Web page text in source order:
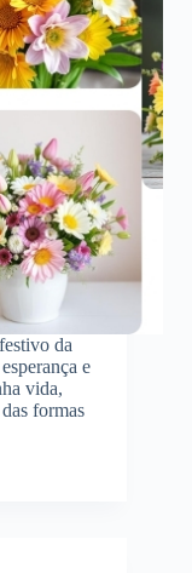
da
e
vida,
formas